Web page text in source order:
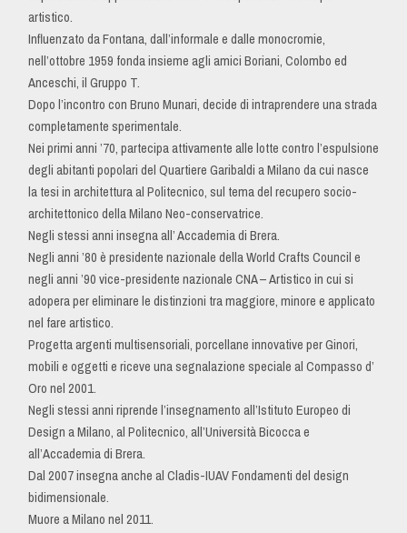
artistico.
Influenzato da Fontana, dall’informale e dalle monocromie,
nell’ottobre 1959 fonda insieme agli amici Boriani, Colombo ed
Anceschi, il Gruppo T.
Dopo l’incontro con Bruno Munari, decide di intraprendere una strada
completamente sperimentale.
Nei primi anni ’70, partecipa attivamente alle lotte contro l’espulsione
degli abitanti popolari del Quartiere Garibaldi a Milano da cui nasce
la tesi in architettura al Politecnico, sul tema del recupero socio-
architettonico della Milano Neo-conservatrice.
Negli stessi anni insegna all’ Accademia di Brera.
Negli anni ’80 è presidente nazionale della World Crafts Council e
negli anni ’90 vice-presidente nazionale CNA – Artistico in cui si
adopera per eliminare le distinzioni tra maggiore, minore e applicato
nel fare artistico.
Progetta argenti multisensoriali, porcellane innovative per Ginori,
mobili e oggetti e riceve una segnalazione speciale al Compasso d’
Oro nel 2001.
Negli stessi anni riprende l’insegnamento all’Istituto Europeo di
Design a Milano, al Politecnico, all’Università Bicocca e
all’Accademia di Brera.
Dal 2007 insegna anche al Cladis-IUAV Fondamenti del design
bidimensionale.
Muore a Milano nel 2011.